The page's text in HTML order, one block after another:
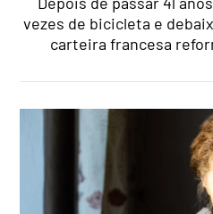
vezes de bicicleta e
carteira francesa